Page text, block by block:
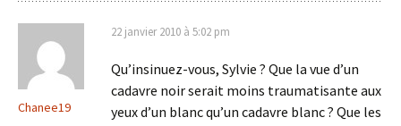
Chanee19
22 janvier 2010 à 5:02 pm
Qu’insinuez-vous, Sylvie ? Que la vue d’un
cadavre noir serait moins traumatisante aux
yeux d’un blanc qu’un cadavre blanc ? Que les